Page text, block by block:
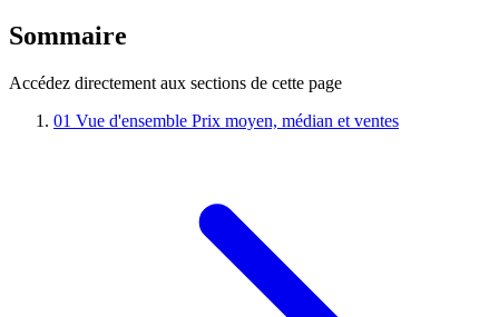
Sommaire
Accédez directement aux sections de cette page
01 Vue d'ensemble Prix moyen, médian et ventes